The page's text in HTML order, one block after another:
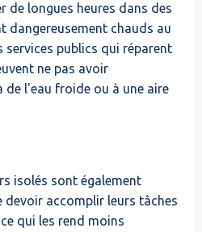
de longues heures dans des
dangereusement chauds au
services publics qui réparent
ne pas avoir
de l'eau froide ou à une aire
isolés sont également
devoir accomplir leurs tâches
qui les rend moins